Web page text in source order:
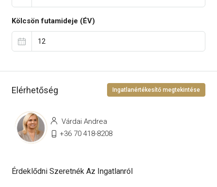
Kölcsön futamideje (ÉV)
Elérhetőség Ingatlanértékesítő megtekintése
Várdai Andrea
+36 70 418-8208
Érdeklődni Szeretnék Az Ingatlanról